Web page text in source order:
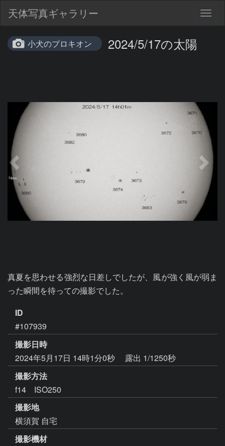
天体写真ギャラリー
小犬のプロキオン 2024/5/17の太陽
真夏を思わせる強烈な日差しでしたが、風が強く風が弱ま
った瞬間を待っての撮影でした。
ID
#107939
撮影日時
2024年5月17日 14時1分0秒
露出 1/1250秒
撮影方法
f14 ISO250
撮影地
横須賀 自宅
撮影機材